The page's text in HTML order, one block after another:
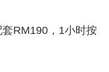
RM190，1小时按